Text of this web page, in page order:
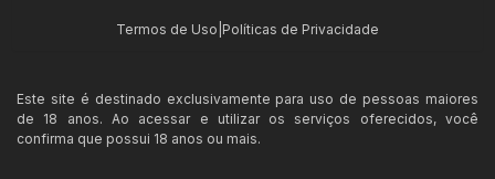
Termos de Uso Políticas de Privacidade
Este site é destinado exclusivamente para uso de pessoas maiores
de 18 anos. Ao acessar e utilizar os serviços oferecidos, você
confirma que possui 18 anos ou mais.